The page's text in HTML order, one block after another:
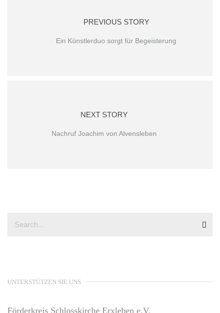
PREVIOUS STORY
Ein Künstlerduo sorgt für Begeisterung
NEXT STORY
Nachruf Joachim von Alvensleben
UNTERSTÜTZEN SIE UNS
Förderkreis Schlosskirche Erxleben e.V.